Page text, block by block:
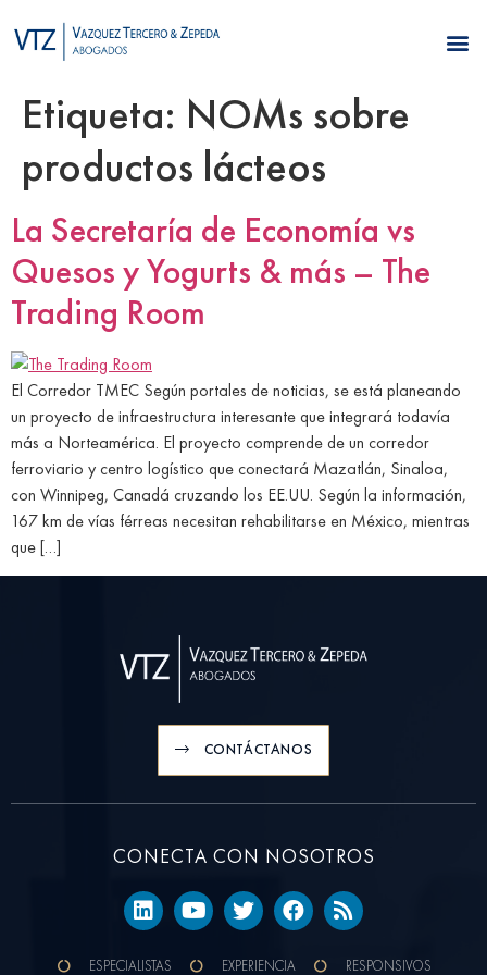
Etiqueta: NOMs sobre
productos lácteos
La Secretaría de Economía vs
Quesos y Yogurts & más – The
Trading Room
El Corredor TMEC Según portales de noticias, se está planeando
un proyecto de infraestructura interesante que integrará todavía
más a Norteamérica. El proyecto comprende de un corredor
ferroviario y centro logístico que conectará Mazatlán, Sinaloa,
con Winnipeg, Canadá cruzando los EE.UU. Según la información,
167 km de vías férreas necesitan rehabilitarse en México, mientras
que […]
CONTÁCTANOS
CONECTA CON NOSOTROS
ESPECIALISTAS EXPERIENCIA RESPONSIVOS